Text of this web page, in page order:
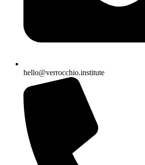
hello@verrocchio.institute